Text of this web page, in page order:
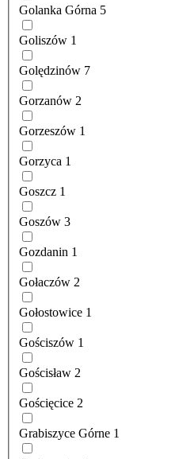
Golanka Górna 5
Goliszów 1
Golędzinów 7
Gorzanów 2
Gorzeszów 1
Gorzyca 1
Goszcz 1
Goszów 3
Gozdanin 1
Gołaczów 2
Gołostowice 1
Gościszów 1
Gościsław 2
Gościęcice 2
Grabiszyce Górne 1